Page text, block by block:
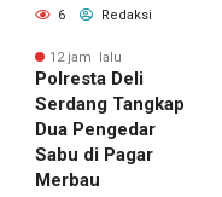
6 Redaksi
12 jam lalu
Polresta Deli
Serdang Tangkap
Dua Pengedar
Sabu di Pagar
Merbau